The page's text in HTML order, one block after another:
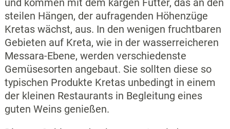
und kommen mit dem kargen Futter, das an den
steilen Hängen, der aufragenden Höhenzüge
Kretas wächst, aus. In den wenigen fruchtbaren
Gebieten auf Kreta, wie in der wasserreicheren
Messara-Ebene, werden verschiedenste
Gemüsesorten angebaut. Sie sollten diese so
typischen Produkte Kretas unbedingt in einem
der kleinen Restaurants in Begleitung eines
guten Weins genießen.